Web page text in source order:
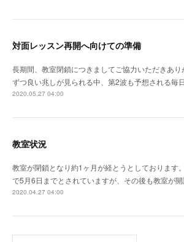
対面レッスン再開へ向けての準備
長期間、教室閉鎖につきましてご協力いただきあ
ずつ良い兆しが見られる中、第2波も予想される毎
2020.05.27 04:00
教室状況
教室が閉鎖となり約1ヶ月が経とうとしております
で5月6日までとされていますが、その後も教室が
2020.04.27 04:00